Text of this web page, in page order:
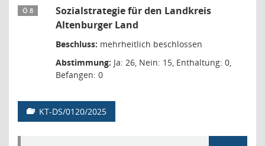
Ö 8
Sozialstrategie für den Landkreis
Altenburger Land
Beschluss: mehrheitlich beschlossen
Abstimmung: Ja: 26, Nein: 15, Enthaltung: 0,
Befangen: 0
KT-DS/0120/2025